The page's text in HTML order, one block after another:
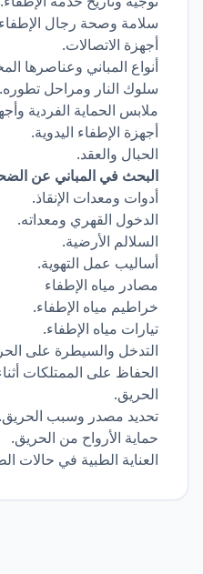
سلامة وصحة رجال
أجهزة الاتصالات.
أنواع المباني وعناصرها
سلوك النار ومراحل تطوره.
ملابس الحماية الفردية
أجهزة الإطفاء اليدوية.
الحبال والعقد.
البحث في المباني عن
أدوات ومعدات الإنقاذ.
الدخول القهري ومعداته.
السلالم الأرضية.
أساليب عمل التهوية.
مصادر مياه الإطفاء
خراطيم مياه الإطفاء.
تيارات مياه الإطفاء.
التدخل والسيطرة على
الحفاظ على الممتلكات
الحريق.
تحديد مصدر وسبب الحريق.
حماية الأرواح من الحريق.
العناية الطبية في حالات